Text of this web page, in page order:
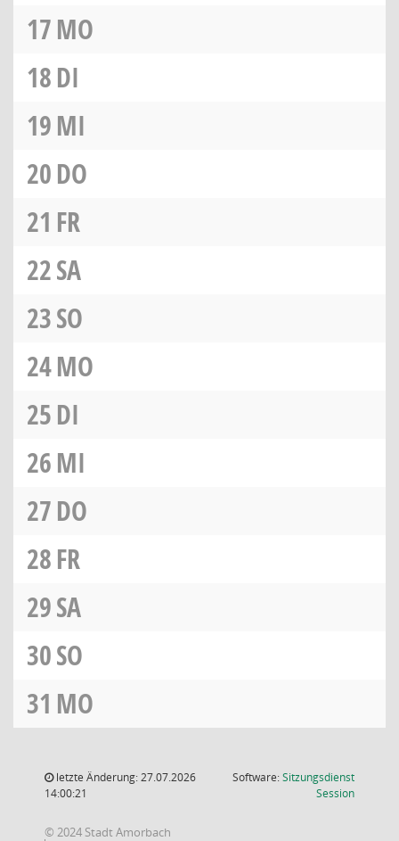
17MO
18DI
19MI
20DO
21 FR
22SA
23SO
24MO
25DI
26MI
27DO
28FR
29SA
30SO
31 MO
letzte Änderung: 27.07.2026
14:00:21
Software:Sitzungsdienst
Session(Wird in
© 2024 Stadt Amorbach